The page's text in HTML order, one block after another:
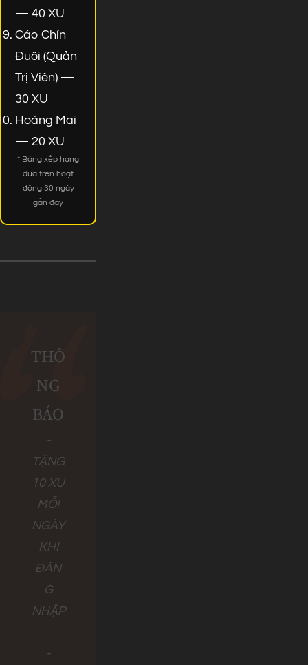
— 40 XU
Cáo Chín
Đuôi (Quản
Trị Viên) —
30 XU
Hoàng Mai
— 20 XU
* Bảng xếp hạng
dựa trên hoạt
động 30 ngày
gần đây
THÔ
NG
BÁO
-
TẶNG
10 XU
MỖI
NGÀY
KHI
ĐĂN
G
NHẬP
-